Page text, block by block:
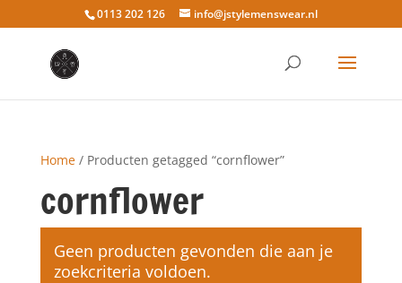
0113 202 126 info@jstylemenswear.nl
Home/ Producten getagged “cornflower”
cornflower
Geen producten gevonden die aan je
zoekcriteria voldoen.